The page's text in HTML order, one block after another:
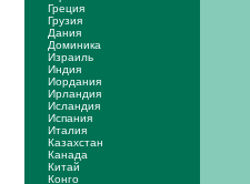
Греция
Грузия
Дания
Доминика
Израиль
Индия
Иордания
Ирландия
Исландия
Испания
Италия
Казахстан
Канада
Китай
Конго